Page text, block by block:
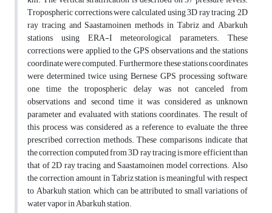
Tropospheric corrections were calculated using 3D ray tracing, 2D
ray tracing and Saastamoinen methods in Tabriz and Abarkuh
stations using ERA-I meteorological parameters. These
corrections were applied to the GPS observations and the stations
coordinate were computed. Furthermore, these stations coordinates
were determined twice using Bernese GPS processing software,
one time the tropospheric delay was not canceled from
observations and second time it was considered as unknown
parameter and evaluated with stations coordinates. The result of
this process was considered as a reference to evaluate the three
prescribed correction methods. These comparisons indicate that
the correction computed from 3D ray tracing is more efficient than
that of 2D ray tracing and Saastamoinen model corrections. Also
the correction amount in Tabriz station is meaningful with respect
to Abarkuh station, which can be attributed to small variations of
water vapor in Abarkuh station.